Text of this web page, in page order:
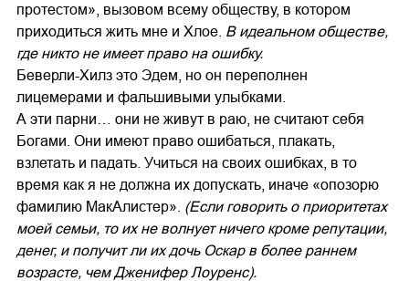
протестом», вызовом всему обществу, в котором
приходиться жить мне и Хлое. В идеальном обществе,
где никто не имеет право на ошибку.
Беверли-Хилз это Эдем, но он переполнен
лицемерами и фальшивыми улыбками.
А эти парни… они не живут в раю, не считают себя
Богами. Они имеют право ошибаться, плакать,
взлетать и падать. Учиться на своих ошибках, в то
время как я не должна их допускать, иначе «опозорю
фамилию МакАлистер». (Если говорить о приоритетах
моей семьи, то их не волнует ничего кроме репутации,
денег, и получит ли их дочь Оскар в более раннем
возрасте, чем Дженифер Лоуренс).